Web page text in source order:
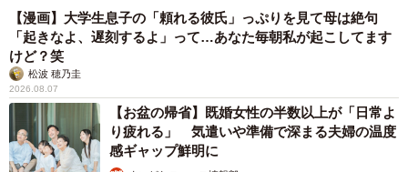
【漫画】大学生息子の「頼れる彼氏」っぷりを見て母は絶句
「起きなよ、遅刻するよ」って…あなた毎朝私が起こしてます
けど？笑
松波 穂乃圭
2026.08.07
【お盆の帰省】既婚女性の半数以上が「日常よ
り疲れる」 気遣いや準備で深まる夫婦の温度
感ギャップ鮮明に